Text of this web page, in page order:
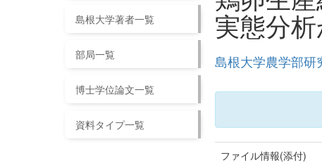
島根大学著者一覧
部局一覧
博士学位論文一覧
資料タイプ一覧
実態分
島根大学農学部研
ファイル情報(添付)